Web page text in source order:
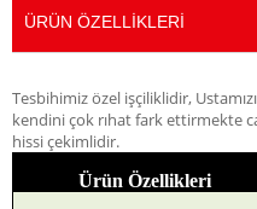
ÜRÜN ÖZELLIKLERI
Tesbihimiz özel işçiliklidir,
kendini çok rıhat fark ettirmekte
hissi çekimlidir.
Ürün Özellikleri